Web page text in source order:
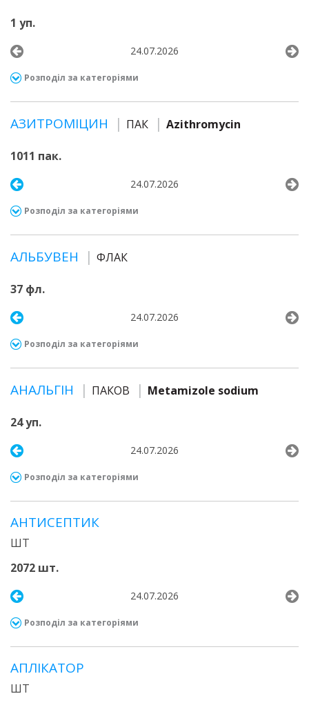
1 уп.
24.07.2026
Розподіл за категоріями
АЗИТРОМІЦИН ПАК Azithromycin
1011 пак.
24.07.2026
Розподіл за категоріями
АЛЬБУВЕН ФЛАК
37 фл.
24.07.2026
Розподіл за категоріями
АНАЛЬГІН ПАКОВ Metamizole sodium
24 уп.
24.07.2026
Розподіл за категоріями
АНТИСЕПТИК
ШТ
2072 шт.
24.07.2026
Розподіл за категоріями
АПЛІКАТОР
ШТ